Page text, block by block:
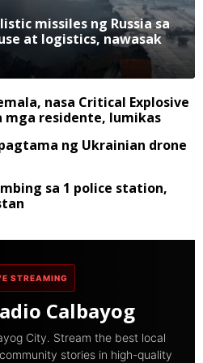
missiles ng Russia sa
at logistics, nawasak
nasa Critical Explosive
mga residente, lumikas
ng Ukrainian drone
sa 1 police station,
STREAMING
Calbayog
City. Stream the best local
stories in high-quality